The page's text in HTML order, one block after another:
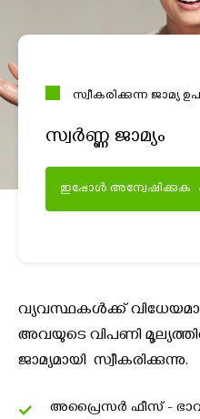
സ്വീകരിക്കുന്ന ജാമ്യ
സ്വര്‍ണ്ണ ജാമ്യം
ഇപ്പോൾ അന്വേഷിക്കുക
വ്യവസ്ഥകൾക്ക്
അവയുടെ വിപണി
ജാമ്യമായി സ്വീകരിക്കുന്നു.
അപ്രൈസർ ഫീസ് -